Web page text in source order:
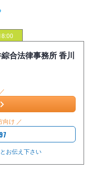
た。
センター（法テラス）の
勤務し、弁護士に手の届
力しました。
る弁護士法人ALG＆
中心に経験し、その後、
法律事務所にて刑事事件
みならず刑事事件の経験
合法律事務所 香川
向け ／
お伝え下さい